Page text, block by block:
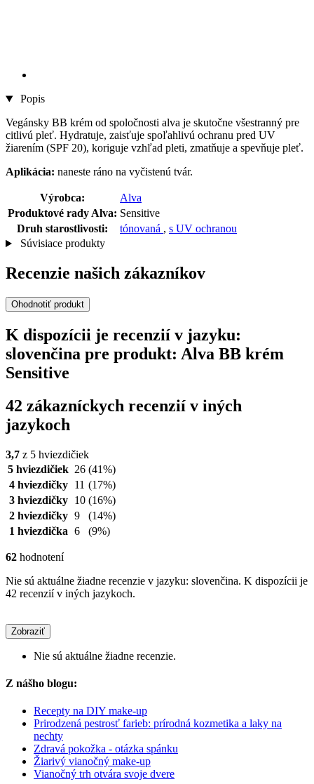
Popis
Vegánsky BB krém od spoločnosti alva je skutočne všestranný pre
citlivú pleť. Hydratuje, zaisťuje spoľahlivú ochranu pred UV
žiarením (SPF 20), koriguje vzhľad pleti, zmatňuje a spevňuje pleť.
Aplikácia: naneste ráno na vyčistenú tvár.
Výrobca:
Alva
Produktové rady Alva: Sensitive
Druh starostlivosti:
tónovaná , s UV ochranou
Súvisiace produkty
Recenzie našich zákazníkov
Ohodnotiť produkt
K dispozícii je recenzií v jazyku:
slovenčina pre produkt: Alva BB krém
Sensitive
42 zákazníckych recenzií v iných
jazykoch
3,7 z 5 hviezdičiek
5 hviezdičiek 26 (41%)
4 hviezdičky
11 (17%)
3 hviezdičky
10 (16%)
2 hviezdičky 9
(14%)
1 hviezdička 6 (9%)
62 hodnotení
Nie sú aktuálne žiadne recenzie v jazyku: slovenčina. K dispozícii je
42 recenzií v iných jazykoch.
Zobraziť
Nie sú aktuálne žiadne recenzie.
Z nášho blogu:
Recepty na DIY make-up
Prirodzená pestrosť farieb: prírodná kozmetika a laky na
nechty
Zdravá pokožka - otázka spánku
Žiarivý vianočný make-up
Vianočný trh otvára svoje dvere